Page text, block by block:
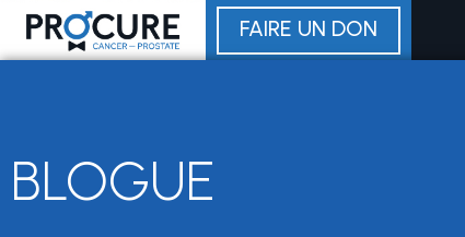
Aller
contenu
FAIRE UN DON
BLOGUE